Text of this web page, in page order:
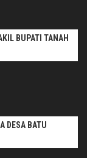
BUPATI TANAH
DESA BATU